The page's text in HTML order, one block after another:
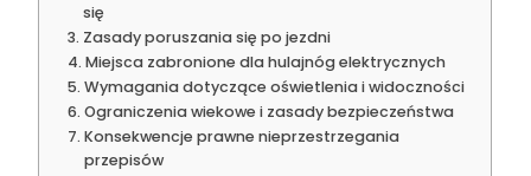
się
Zasady poruszania się po jezdni
Miejsca zabronione dla hulajnóg elektrycznych
Wymagania dotyczące oświetlenia i widoczności
Ograniczenia wiekowe i zasady bezpieczeństwa
Konsekwencje prawne nieprzestrzegania
przepisów